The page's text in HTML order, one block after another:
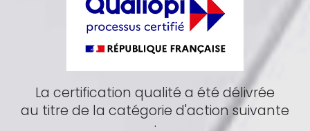
La certification qualité a été délivrée
au titre de la catégorie d'action suivante